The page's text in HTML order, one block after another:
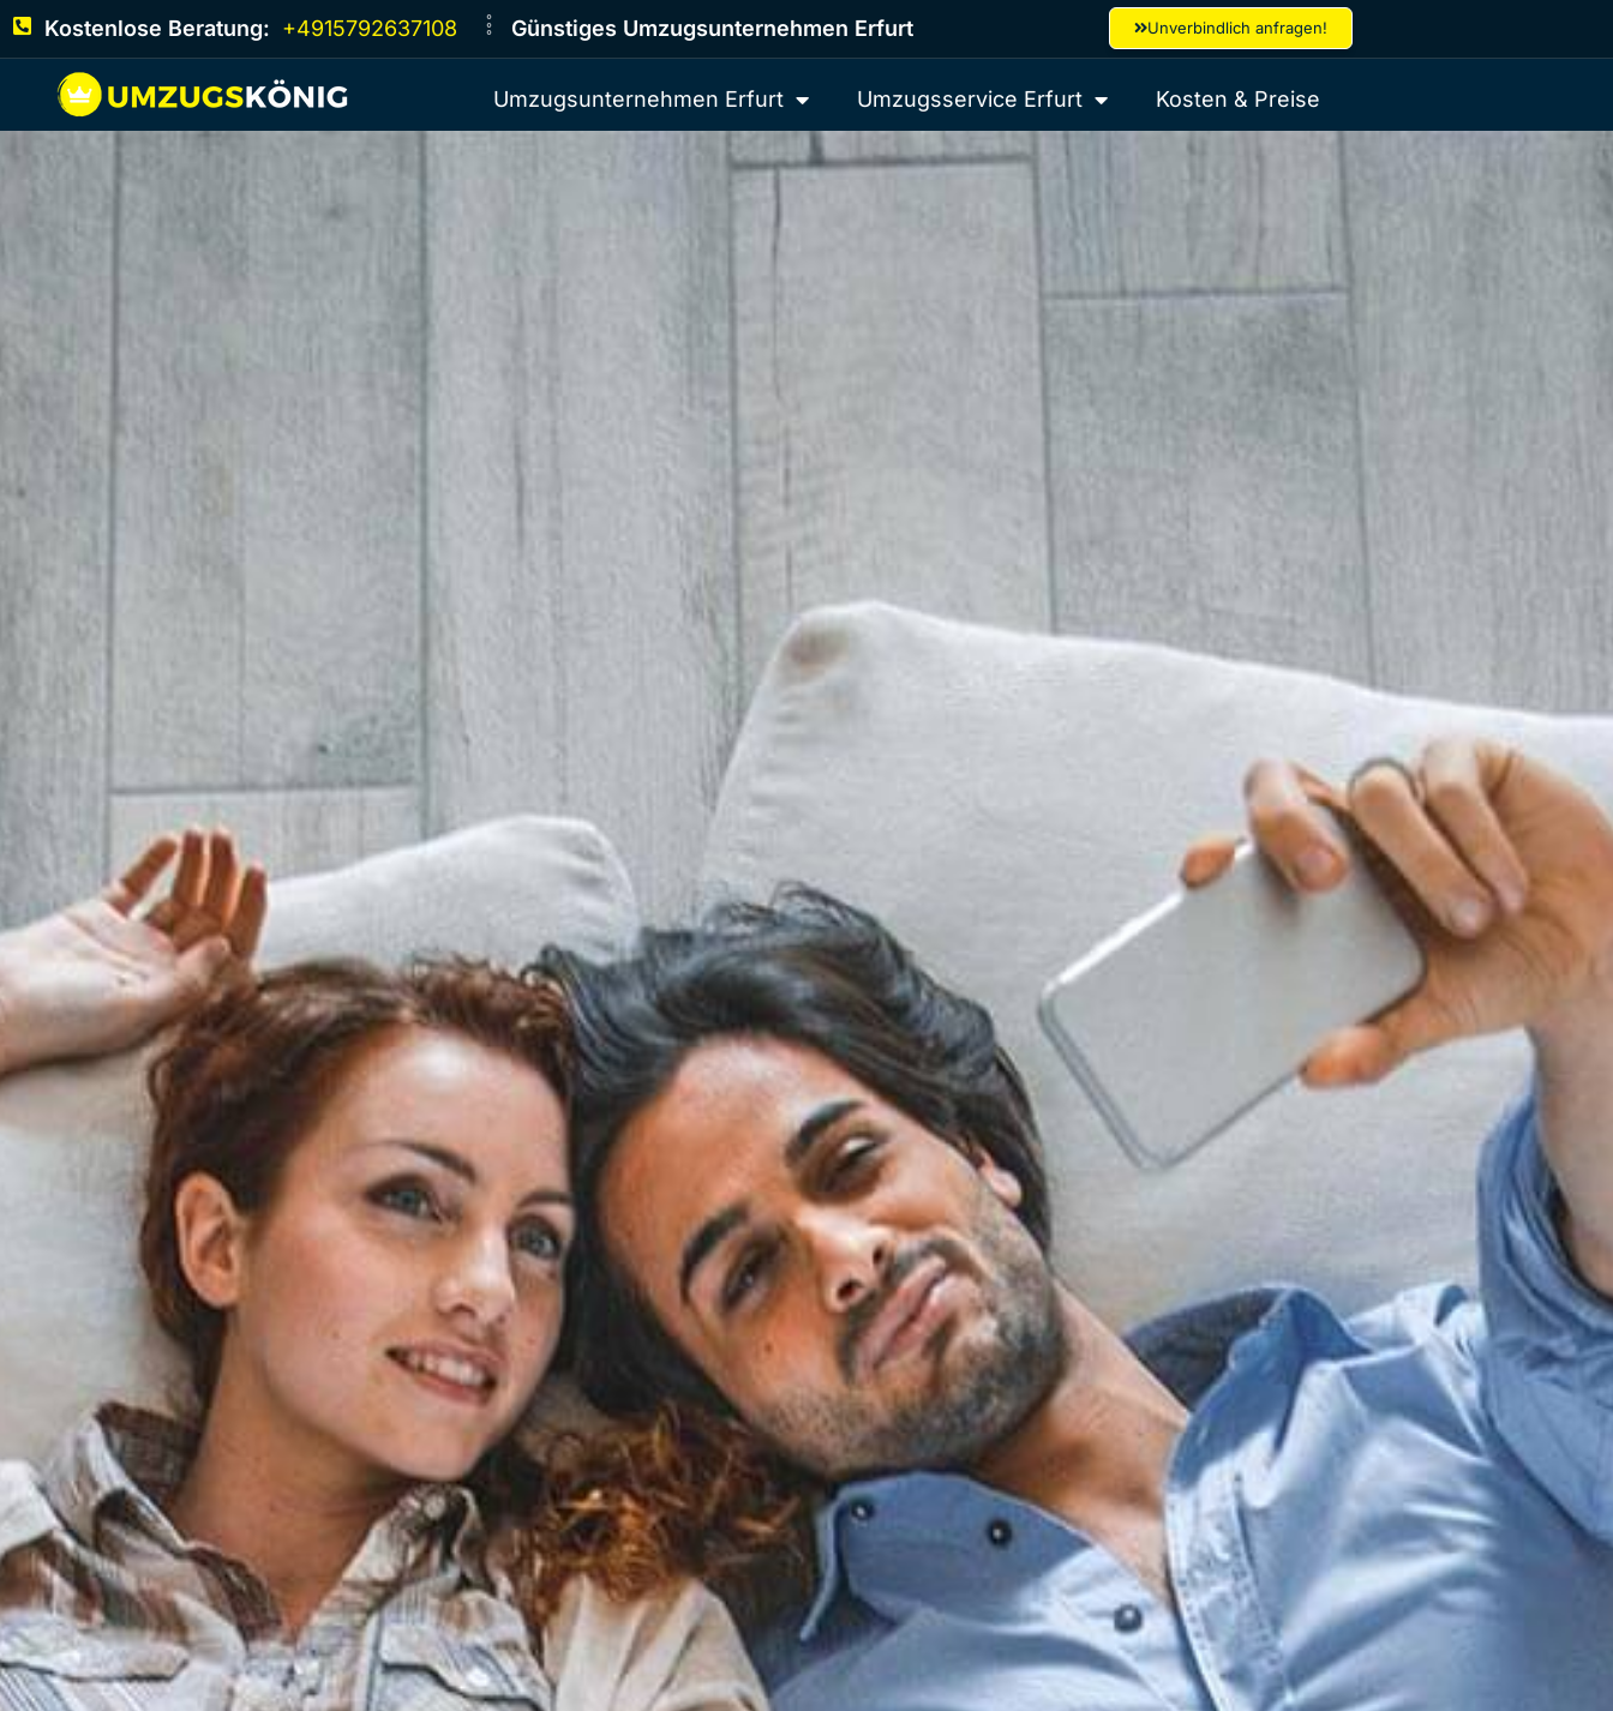
Kostenlose Beratung: +4915792637108 Günstiges Umzugsunternehmen Erfurt Unverbindlich anfragen!
Umzugsunternehmen Erfurt Umzugsservice Erfurt Kosten & Preise